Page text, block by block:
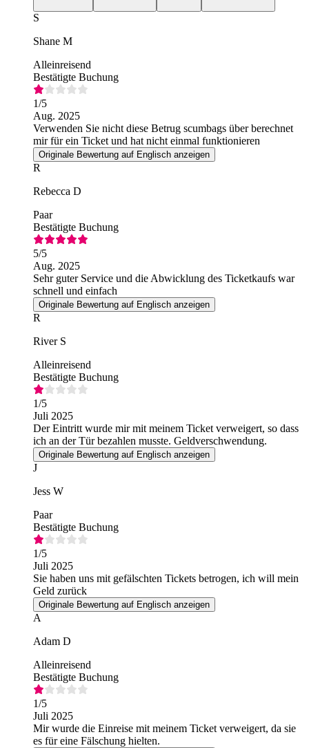
S
Shane M
Alleinreisend
Bestätigte Buchung
1/5
Aug. 2025
Verwenden Sie nicht diese Betrug scumbags über berechnet
mir für ein Ticket und hat nicht einmal funktionieren
Originale Bewertung auf Englisch anzeigen
R
Rebecca D
Paar
Bestätigte Buchung
5/5
Aug. 2025
Sehr guter Service und die Abwicklung des Ticketkaufs war
schnell und einfach
Originale Bewertung auf Englisch anzeigen
R
River S
Alleinreisend
Bestätigte Buchung
1/5
Juli 2025
Der Eintritt wurde mir mit meinem Ticket verweigert, so dass
ich an der Tür bezahlen musste. Geldverschwendung.
Originale Bewertung auf Englisch anzeigen
J
Jess W
Paar
Bestätigte Buchung
1/5
Juli 2025
Sie haben uns mit gefälschten Tickets betrogen, ich will mein
Geld zurück
Originale Bewertung auf Englisch anzeigen
A
Adam D
Alleinreisend
Bestätigte Buchung
1/5
Juli 2025
Mir wurde die Einreise mit meinem Ticket verweigert, da sie
es für eine Fälschung hielten.